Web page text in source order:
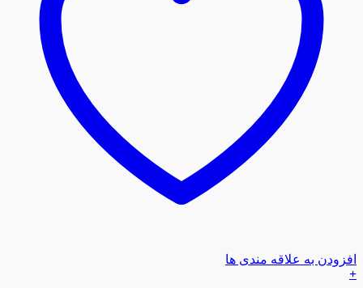
افزودن به علاقه مندی ها
+